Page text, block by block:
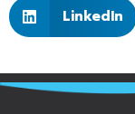
LinkedIn